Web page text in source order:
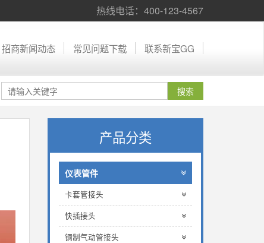
热线电话：400-123-4567
招商新闻动态 常见问题下载 联系新宝GG
产品分类
仪表管件
卡套管接头
快插接头
铜制气动管接头